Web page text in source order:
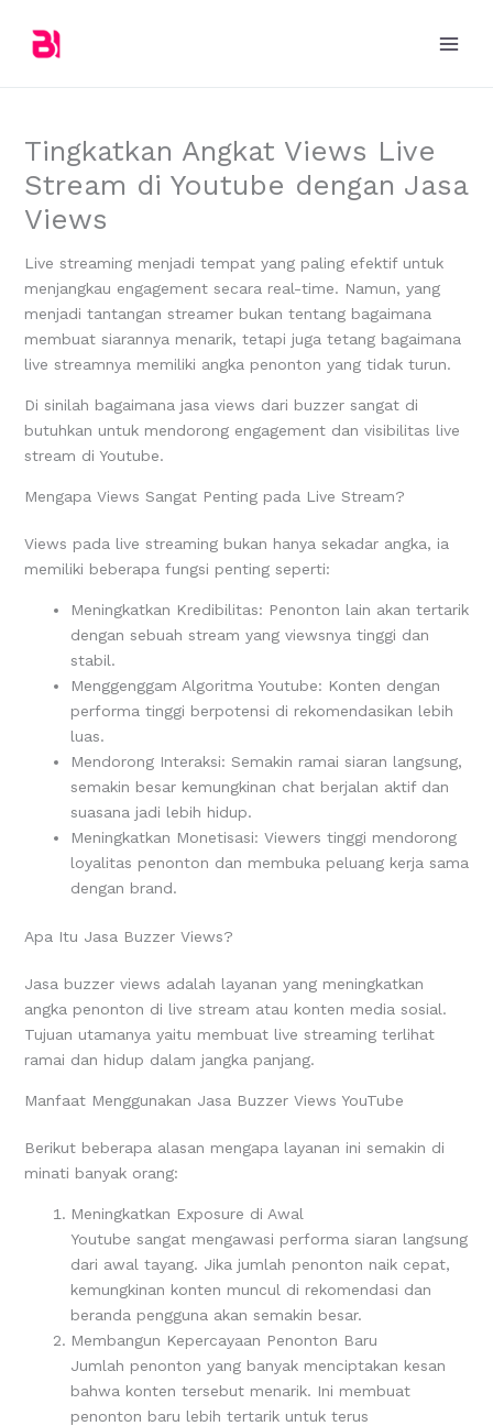
content
Tingkatkan Angkat Views Live
Stream di Youtube dengan Jasa
Views
Live streaming menjadi tempat yang paling efektif untuk
menjangkau engagement secara real-time. Namun, yang
menjadi tantangan streamer bukan tentang bagaimana
membuat siarannya menarik, tetapi juga tetang bagaimana
live streamnya memiliki angka penonton yang tidak turun.
Di sinilah bagaimana jasa views dari buzzer sangat di
butuhkan untuk mendorong engagement dan visibilitas live
stream di Youtube.
Mengapa Views Sangat Penting pada Live Stream?
Views pada live streaming bukan hanya sekadar angka, ia
memiliki beberapa fungsi penting seperti:
Meningkatkan Kredibilitas: Penonton lain akan tertarik
dengan sebuah stream yang viewsnya tinggi dan
stabil.
Menggenggam Algoritma Youtube: Konten dengan
performa tinggi berpotensi di rekomendasikan lebih
luas.
Mendorong Interaksi: Semakin ramai siaran langsung,
semakin besar kemungkinan chat berjalan aktif dan
suasana jadi lebih hidup.
Meningkatkan Monetisasi: Viewers tinggi mendorong
loyalitas penonton dan membuka peluang kerja sama
dengan brand.
Apa Itu Jasa Buzzer Views?
Jasa buzzer views adalah layanan yang meningkatkan
angka penonton di live stream atau konten media sosial.
Tujuan utamanya yaitu membuat live streaming terlihat
ramai dan hidup dalam jangka panjang.
Manfaat Menggunakan Jasa Buzzer Views YouTube
Berikut beberapa alasan mengapa layanan ini semakin di
minati banyak orang:
Meningkatkan Exposure di Awal
Youtube sangat mengawasi performa siaran langsung
dari awal tayang. Jika jumlah penonton naik cepat,
kemungkinan konten muncul di rekomendasi dan
beranda pengguna akan semakin besar.
Membangun Kepercayaan Penonton Baru
Jumlah penonton yang banyak menciptakan kesan
bahwa konten tersebut menarik. Ini membuat
penonton baru lebih tertarik untuk terus